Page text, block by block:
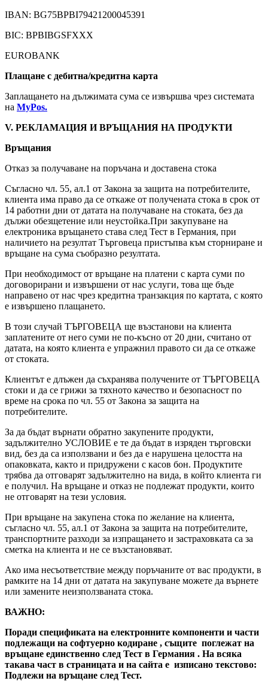
IBAN: BG75BPBI79421200045391
BIC: BPBIBGSFXXX
EUROBANK
Плащане с дебитна/кредитна карта
Заплащането на дължимата сума се извършва чрез системата
на MyPos.
V. РЕКЛАМАЦИЯ И ВРЪЩАНИЯ НА ПРОДУКТИ
Връщания
Отказ за получаване на поръчана и доставена стока
Съгласно чл. 55, ал.1 от Закона за защита на потребителите,
клиента има право да се откаже от получената стока в срок от
14 работни дни от датата на получаване на стоката, без да
дължи обезщетение или неустойка.При закупуване на
електроника връщането става след Тест в Германия, при
наличието на резултат Търговеца пристъпва към сторниране и
връщане на сума съобразно резултата.
При необходимост от връщане на платени с карта суми по
договорирани и извършени от нас услуги, това ще бъде
направено от нас чрез кредитна транзакция по картата, с която
е извършено плащането.
В този случай ТЪРГОВЕЦА ще възстанови на клиента
заплатените от него суми не по-късно от 20 дни, считано от
датата, на която клиента е упражнил правото си да се откаже
от стоката.
Клиентът е длъжен да съхранява получените от ТЪРГОВЕЦА
стоки и да се грижи за тяхното качество и безопасност по
време на срока по чл. 55 от Закона за защита на
потребителите.
За да бъдат върнати обратно закупените продукти,
задължително УСЛОВИЕ е те да бъдат в изряден търговски
вид, без да са използвани и без да е нарушена целостта на
опаковката, както и придружени с касов бон. Продуктите
трябва да отговарят задължително на вида, в който клиента ги
е получил. На връщане и отказ не подлежат продукти, които
не отговарят на тези условия.
При връщане на закупена стока по желание на клиента,
съгласно чл. 55, ал.1 от Закона за защита на потребителите,
транспортните разходи за изпращането и застраховката са за
сметка на клиента и не се възстановяват.
Ако има несъответствие между поръчаните от вас продукти, в
рамките на 14 дни от датата на закупуване можете да върнете
или замените неизползваната стока.
ВАЖНО:
Поради спецификата на електронните компоненти и части
подлежащи на софтуерно кодиране , същите поглежат на
връщане единственно след Тест в Германия . На всяка
такава част в страницата и на сайта е изписано текстово:
Подлежи на връщане след Тест.